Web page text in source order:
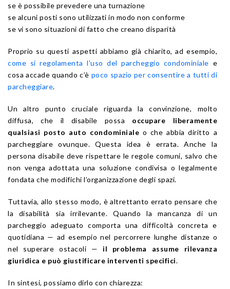
se è possibile prevedere una turnazione
se alcuni posti sono utilizzati in modo non conforme
se vi sono situazioni di fatto che creano disparità
Proprio su questi aspetti abbiamo già chiarito, ad esempio,
come si regolamenta l’uso del parcheggio condominiale e
cosa accade quando c’è poco spazio per consentire a tutti di
parcheggiare.
Un altro punto cruciale riguarda la convinzione, molto
diffusa, che il disabile possa occupare liberamente
qualsiasi posto auto condominiale o che abbia diritto a
parcheggiare ovunque. Questa idea è errata. Anche la
persona disabile deve rispettare le regole comuni, salvo che
non venga adottata una soluzione condivisa o legalmente
fondata che modifichi l’organizzazione degli spazi.
Tuttavia, allo stesso modo, è altrettanto errato pensare che
la disabilità sia irrilevante. Quando la mancanza di un
parcheggio adeguato comporta una difficoltà concreta e
quotidiana — ad esempio nel percorrere lunghe distanze o
nel superare ostacoli — il problema assume rilevanza
giuridica e può giustificare interventi specifici.
In sintesi, possiamo dirlo con chiarezza: